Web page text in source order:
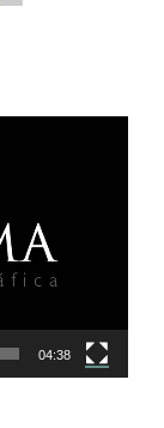
04:38